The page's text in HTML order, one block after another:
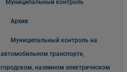
Муниципальный контроль
Архив
Муниципальный контроль на
автомобильном транспорте,
городском, наземном электрическом